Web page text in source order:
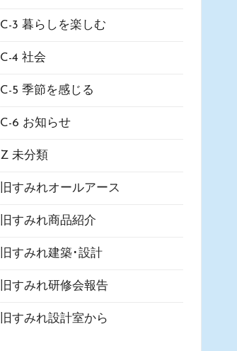
C-3 暮らしを楽しむ
C-4 社会
C-5 季節を感じる
C-6 お知らせ
Z 未分類
旧すみれオールアース
旧すみれ商品紹介
旧すみれ建築･設計
旧すみれ研修会報告
旧すみれ設計室から